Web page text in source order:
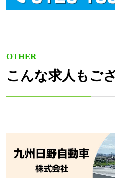
OTHER
こんな求人もご